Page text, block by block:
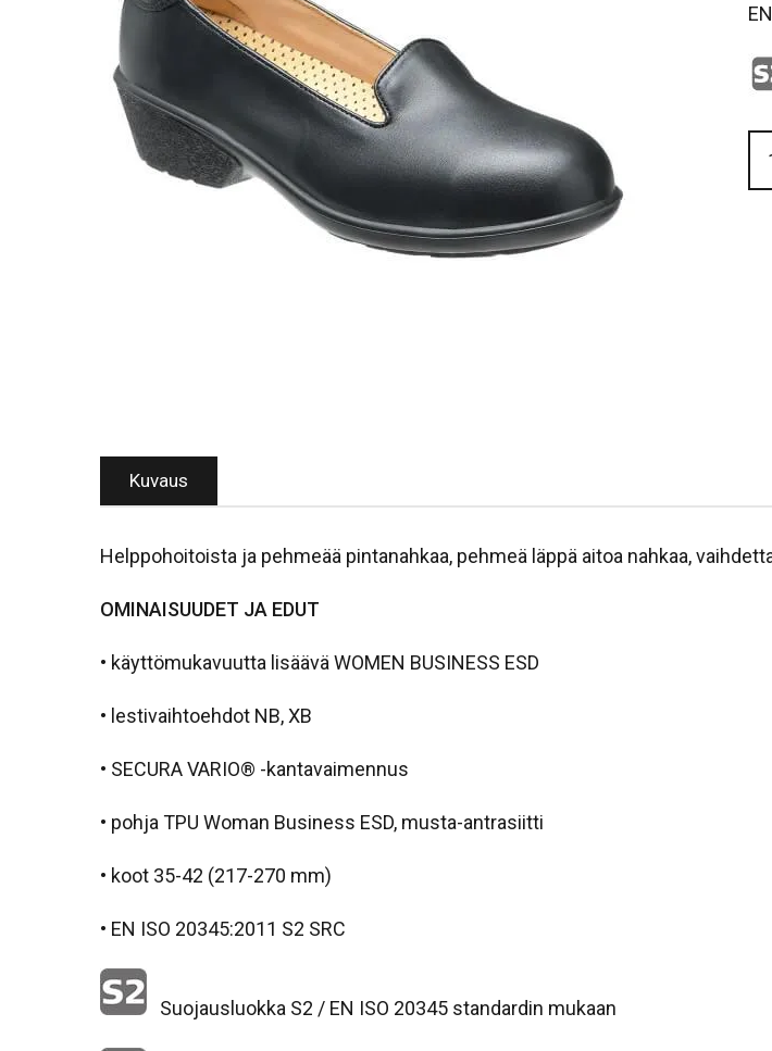
SW
901
Kuvaus
Helppohoitoista ja pehmeää pintanahkaa, pehmeä läppä aitoa nahkaa,
OMINAISUUDET JA EDUT
• käyttömukavuutta lisäävä WOMEN BUSINESS ESD
• lestivaihtoehdot NB, XB
• SECURA VARIO® -kantavaimennus
• pohja TPU Woman Business ESD, musta-antrasiitti
• koot 35-42 (217-270 mm)
• EN ISO 20345:2011 S2 SRC
Suojausluokka S2 / EN ISO 20345 standardin mukaan